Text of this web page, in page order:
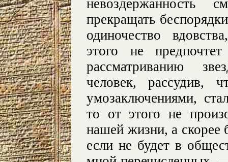
невоздержанность
прекращать
одиночество
этого не
рассматриванию
человек, рассудив,
умозаключениями,
то от этого не
нашей жизни, а скорее
если не будет в